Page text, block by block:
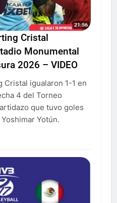
Cristal
Monumental
2026 – VIDEO
igualaron 1-1 en
4 del Torneo
que tuvo goles
Yotún.